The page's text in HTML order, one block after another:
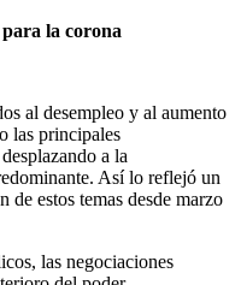
la corona
al desempleo y al aumento
las principales
a la
Así lo reflejó un
estos temas desde marzo
las negociaciones